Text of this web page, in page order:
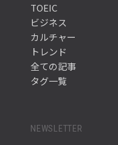
TOEIC
ビジネス
カルチャー
トレンド
全ての記事
タグ一覧
NEWSLETTER